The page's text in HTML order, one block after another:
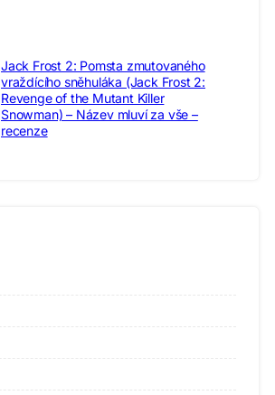
Jack Frost 2: Pomsta zmutovaného
vraždícího sněhuláka (Jack Frost 2:
Revenge of the Mutant Killer
Snowman) – Název mluví za vše –
recenze